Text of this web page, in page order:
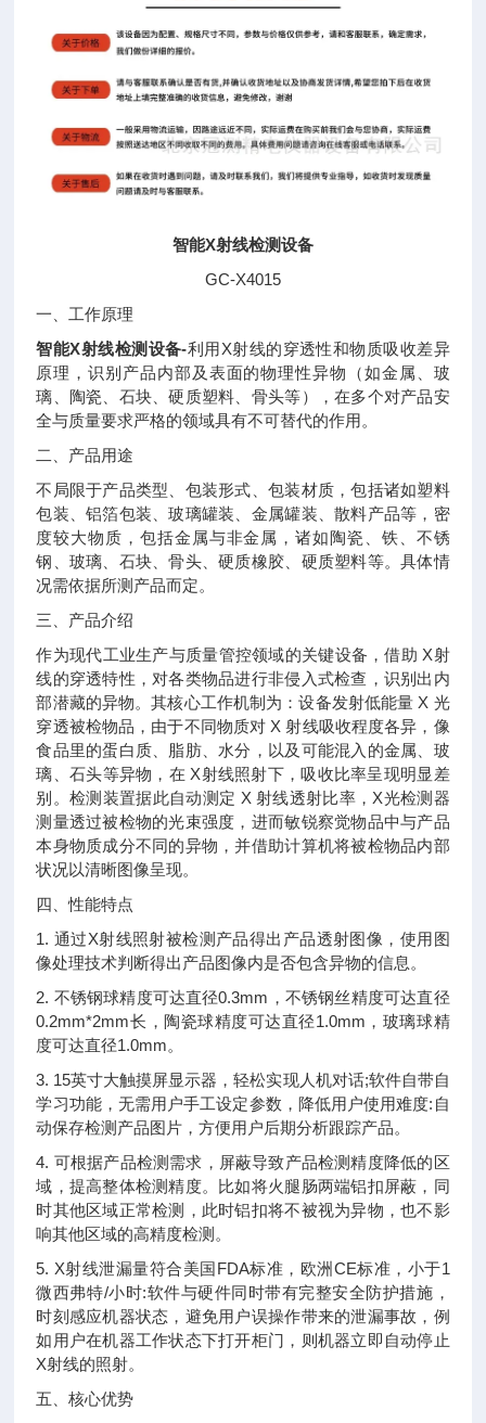
智能X射线检测设备
GC-X4015
一、工作原理
智能X射线检测设备-利用X射线的穿透性和物质吸收差异
原理，识别产品内部及表面的物理性异物（如金属、玻
璃、陶瓷、石块、硬质塑料、骨头等），在多个对产品安
全与质量要求严格的领域具有不可替代的作用。
二、产品用途
不局限于产品类型、包装形式、包装材质，包括诸如塑料
包装、铝箔包装、玻璃罐装、金属罐装、散料产品等，密
度较大物质，包括金属与非金属，诸如陶瓷、铁、不锈
钢、玻璃、石块、骨头、硬质橡胶、硬质塑料等。具体情
况需依据所测产品而定。
三、产品介绍
作为现代工业生产与质量管控领域的关键设备，借助 X射
线的穿透特性，对各类物品进行非侵入式检查，识别出内
部潜藏的异物。其核心工作机制为：设备发射低能量 X 光
穿透被检物品，由于不同物质对 X 射线吸收程度各异，像
食品里的蛋白质、脂肪、水分，以及可能混入的金属、玻
璃、石头等异物，在 X射线照射下，吸收比率呈现明显差
别。检测装置据此自动测定 X 射线透射比率，X光检测器
测量透过被检物的光束强度，进而敏锐察觉物品中与产品
本身物质成分不同的异物，并借助计算机将被检物品内部
状况以清晰图像呈现。
四、性能特点
1. 通过X射线照射被检测产品得出产品透射图像，使用图
像处理技术判断得出产品图像内是否包含异物的信息。
2. 不锈钢球精度可达直径0.3mm，不锈钢丝精度可达直径
0.2mm*2mm长，陶瓷球精度可达直径1.0mm，玻璃球精
度可达直径1.0mm。
3. 15英寸大触摸屏显示器，轻松实现人机对话;软件自带自
学习功能，无需用户手工设定参数，降低用户使用难度:自
动保存检测产品图片，方便用户后期分析跟踪产品。
4. 可根据产品检测需求，屏蔽导致产品检测精度降低的区
域，提高整体检测精度。比如将火腿肠两端铝扣屏蔽，同
时其他区域正常检测，此时铝扣将不被视为异物，也不影
响其他区域的高精度检测。
5. X射线泄漏量符合美国FDA标准，欧洲CE标准，小于1
微西弗特/小时:软件与硬件同时带有完整安全防护措施，
时刻感应机器状态，避免用户误操作带来的泄漏事故，例
如用户在机器工作状态下打开柜门，则机器立即自动停止
X射线的照射。
五、核心优势